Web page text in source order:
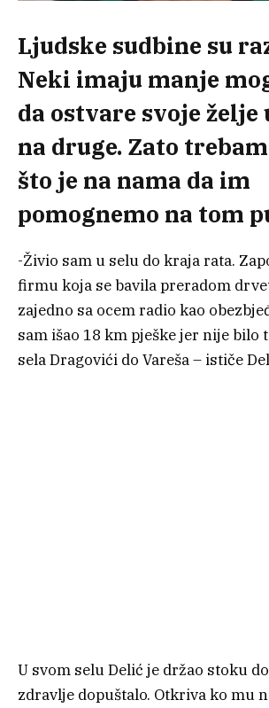
Ljudske sudbine su
Neki imaju manje
da ostvare svoje želje
na druge. Zato
što je na nama da im
pomognemo na tom
-Živio sam u selu do kraja rata.
firmu koja se bavila preradom
zajedno sa ocem radio kao
sam išao 18 km pješke jer nije bilo
sela Dragovići do Vareša – ističe
U svom selu Delić je držao stoku
zdravlje dopuštalo. Otkriva ko mu